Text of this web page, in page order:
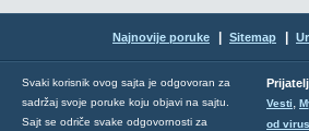
Najnovije poruke Sitemap
Svaki korisnik ovog sajta je odgovoran za
sadržaj svoje poruke koju objavi na sajtu.
Sajt se odriče svake odgovornosti za
Vesti,
od